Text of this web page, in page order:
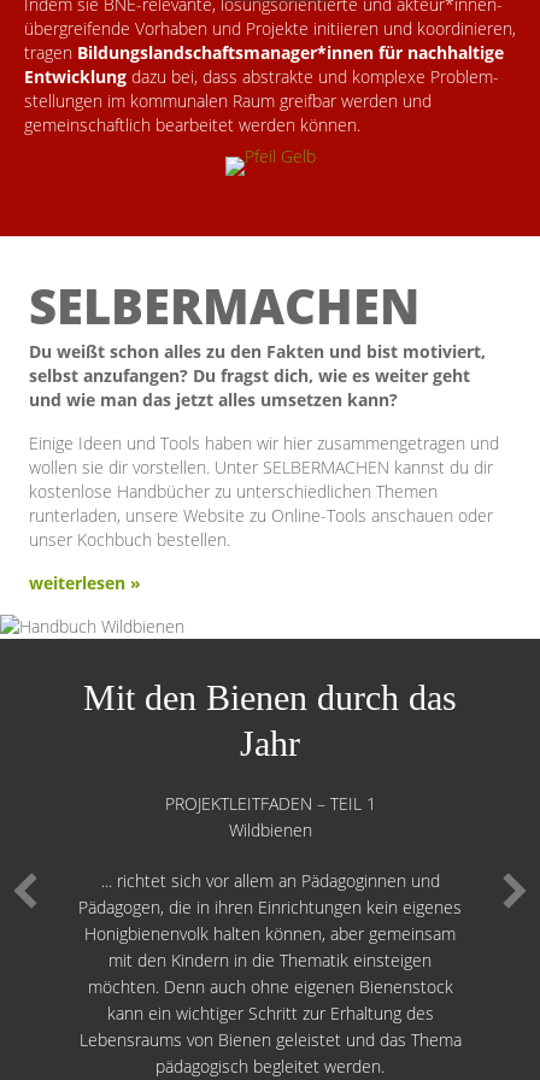
Indem sie BNE-relevante, lösungs­orientierte und akteur*innen­
übergreifende Vorhaben und Projekte initiieren und koordi­nieren,
tragen Bildungs­landschafts­manager*innen für nachhaltige
Ent­wicklung dazu bei, dass abstrakte und komplexe Pro­blem­
stellungen im kommunalen Raum greifbar werden und
gemeinschaftlich bearbeitet werden können.
SELBER­MACHEN
Du weißt schon alles zu den Fakten und bist motiviert,
selbst anzufangen? Du fragst dich, wie es weiter geht
und wie man das jetzt alles umsetzen kann?
Einige Ideen und Tools haben wir hier zusammen­getragen und
wollen sie dir vorstellen. Unter SELBERMACHEN kannst du dir
kostenlose Hand­bücher zu unter­schiedlichen Themen
runterladen, unsere Website zu Online-Tools anschauen oder
unser Kochbuch bestellen.
weiterlesen »
Mit den Bienen durch das
Jahr
PROJEKTLEITFADEN – TEIL 1
Wildbienen
... richtet sich vor allem an Pädagoginnen und
Pädagogen, die in ihren Einrichtungen kein eigenes
Honigbienenvolk halten können, aber gemeinsam
mit den Kindern in die Thematik einsteigen
möchten. Denn auch ohne eigenen Bienenstock
kann ein wichtiger Schritt zur Erhaltung des
Lebensraums von Bienen geleistet und das Thema
pädagogisch begleitet werden.